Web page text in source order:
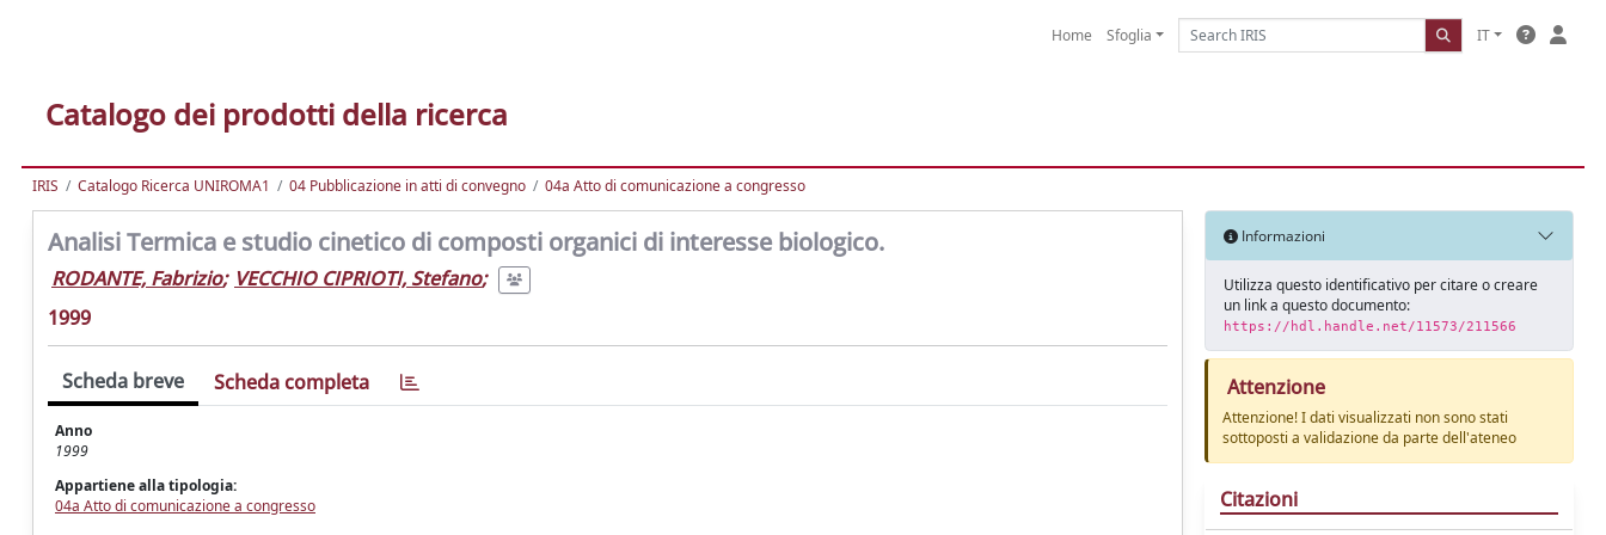
Home Sfoglia IT
Catalogo dei prodotti della ricerca
IRIS Catalogo Ricerca UNIROMA1 04 Pubblicazione in atti di convegno 04a Atto di comunicazione a congresso
Analisi Termica e studio cinetico di composti organici di interesse biologico.
RODANTE, Fabrizio; VECCHIO CIPRIOTI, Stefano;
1999
Scheda breve Scheda completa
Anno
1999
Appartiene alla tipologia:
04a Atto di comunicazione a congresso
Informazioni
Utilizza questo identificativo per citare o creare
un link a questo documento:
https://hdl.handle.net/11573/211566
Attenzione
Attenzione! I dati visualizzati non sono stati
sottoposti a validazione da parte dell'ateneo
Citazioni